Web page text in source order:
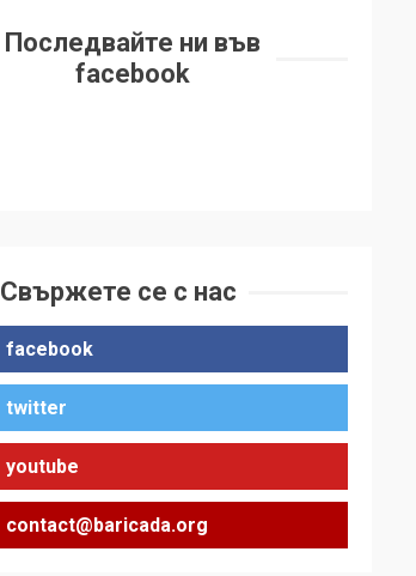
Последвайте ни във
facebook
Свържете се с нас
facebook
twitter
youtube
contact@baricada.org